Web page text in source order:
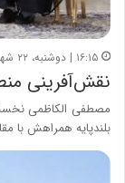
۱۶:۱۵ | دوشنبه، ۲۲ شهریور ۱۴۰۰
نقش‌آفرینی
مصطفی الکاظمی
بلندپایه همراهش با